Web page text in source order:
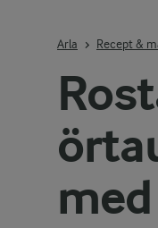
Arla Recept &